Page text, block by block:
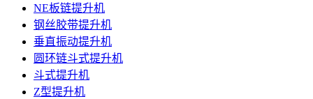
NE板链提升机
钢丝胶带提升机
垂直振动提升机
圆环链斗式提升机
斗式提升机
Z型提升机